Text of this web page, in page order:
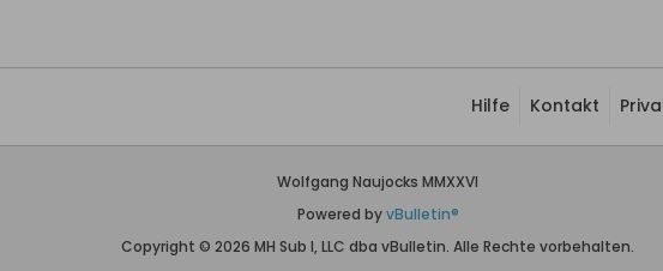
Hilfe Kontakt
Wolfgang Naujocks MMXXVI
Powered byvBulletin®
Copyright © 2026 MH Sub I, LLC dba vBulletin. Alle Rechte vorbehalten.